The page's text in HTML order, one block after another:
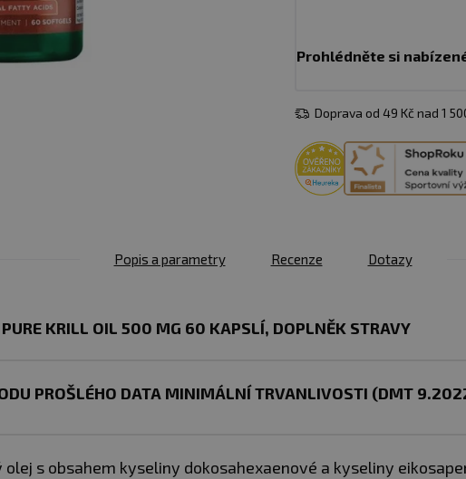
Prohlédněte si
Doprava od 49 Kč nad 1
Popis a parametry Recenze Dotazy
KRILL OIL 500 MG 60 KAPSLÍ​, DOPLNĚK STRAVY
PROŠLÉHO DATA MINIMÁLNÍ TRVANLIVOSTI (DMT
s obsahem kyseliny dokosahexaenové a kyseliny